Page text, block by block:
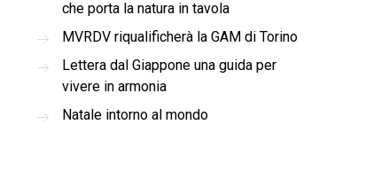
che porta la natura in tavola
MVRDV riqualificherà la GAM di Torino
Lettera dal Giappone una guida per
vivere in armonia
Natale intorno al mondo